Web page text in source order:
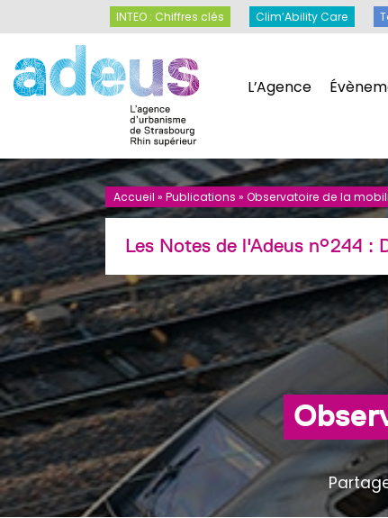
L’Agence
INTEO : Chiffres clés Clim’Ability Care
INTEO : Chiffres clés Clim’Ability Care
Accueil » Publications » Observatoire de la
Les Notes de l'Adeus n°244 :
Panneau de gestion des cookies